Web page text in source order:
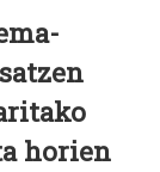
horien